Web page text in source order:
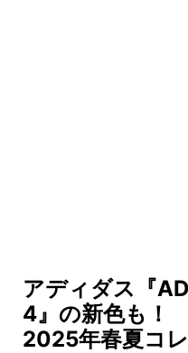
アディダス『
4』の新色も！
2025年春夏コ